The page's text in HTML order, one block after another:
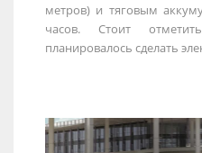
метров) и тяговым
часов. Стоит
планировалось сделать